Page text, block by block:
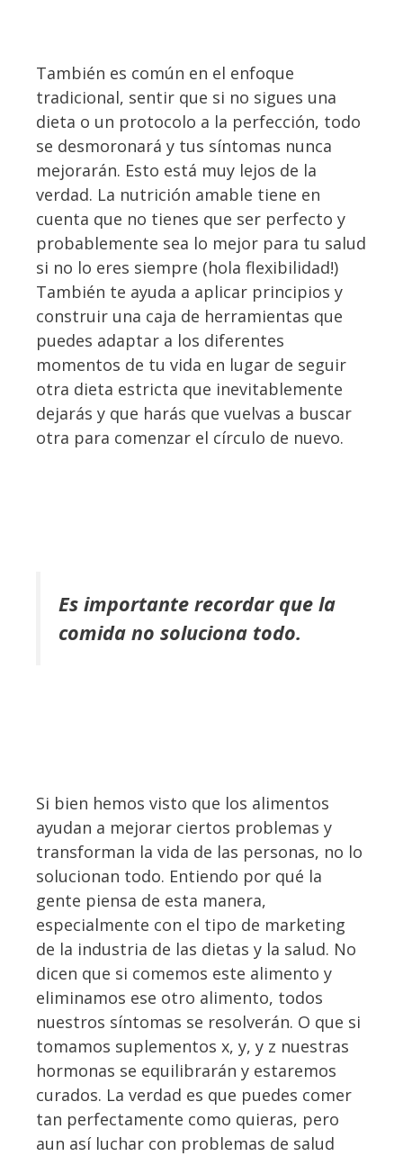
También es común en el enfoque
tradicional, sentir que si no sigues una
dieta o un protocolo a la perfección, todo
se desmoronará y tus síntomas nunca
mejorarán. Esto está muy lejos de la
verdad. La nutrición amable tiene en
cuenta que no tienes que ser perfecto y
probablemente sea lo mejor para tu salud
si no lo eres siempre (hola flexibilidad!)
También te ayuda a aplicar principios y
construir una caja de herramientas que
puedes adaptar a los diferentes
momentos de tu vida en lugar de seguir
otra dieta estricta que inevitablemente
dejarás y que harás que vuelvas a buscar
otra para comenzar el círculo de nuevo.
Es importante recordar que la
comida no soluciona todo.
Si bien hemos visto que los alimentos
ayudan a mejorar ciertos problemas y
transforman la vida de las personas, no lo
solucionan todo. Entiendo por qué la
gente piensa de esta manera,
especialmente con el tipo de marketing
de la industria de las dietas y la salud. No
dicen que si comemos este alimento y
eliminamos ese otro alimento, todos
nuestros síntomas se resolverán. O que si
tomamos suplementos x, y, y z nuestras
hormonas se equilibrarán y estaremos
curados. La verdad es que puedes comer
tan perfectamente como quieras, pero
aun así luchar con problemas de salud